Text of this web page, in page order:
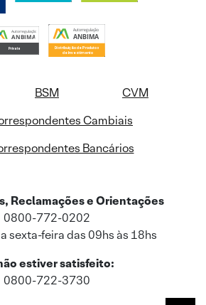
BSM
CVM
Cambiais
Bancários
Reclamações e Orientações
0800-772-0202
sexta-feira das 09hs às 18hs
estiver satisfeito:
0800-722-3730